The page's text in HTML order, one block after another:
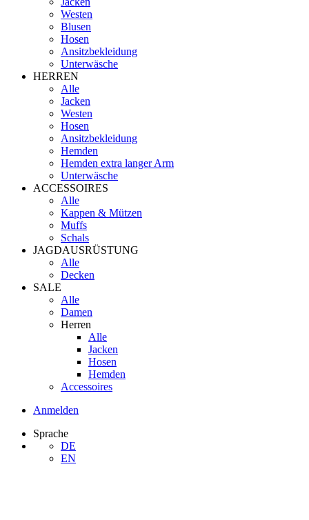
Westen
Blusen
Hosen
Ansitzbekleidung
Unterwäsche
HERREN
Alle
Jacken
Westen
Hosen
Ansitzbekleidung
Hemden
Hemden extra langer Arm
Unterwäsche
ACCESSOIRES
Alle
Kappen & Mützen
Muffs
Schals
JAGDAUSRÜSTUNG
Alle
Decken
SALE
Alle
Damen
Herren
Alle
Jacken
Hosen
Hemden
Accessoires
Anmelden
Sprache
DE
EN